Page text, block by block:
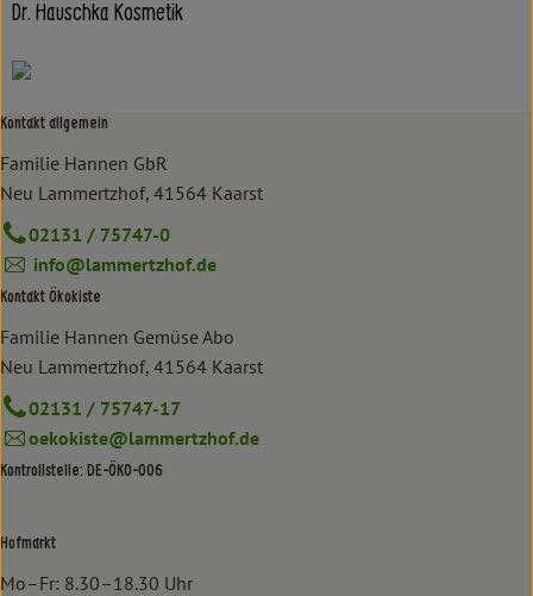
Dr. Hauschka Kosmetik
Kontakt allgemein
Familie Hannen GbR
Neu Lammertzhof, 41564 Kaarst
02131 / 75747-0
info@lammertzhof.de
Kontakt Ökokiste
Familie Hannen Gemüse Abo
Neu Lammertzhof, 41564 Kaarst
02131 / 75747-17
oekokiste@lammertzhof.de
Kontrollstelle: DE-ÖKO-006
Hofmarkt
Mo–Fr: 8.30–18.30 Uhr